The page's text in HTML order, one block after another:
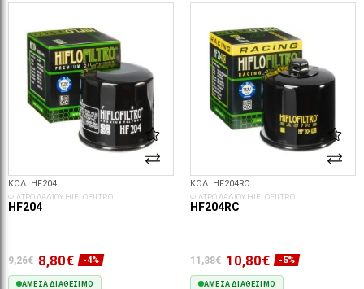
ΚΩΔ. HF204
ΦΙΛΤΡΟ ΛΑΔΙΟΥ HIFLOFILTRO
HF204
9,26€ 8,80€ -4%
ΆΜΕΣΑ ΔΙΑΘΈΣΙΜΟ
ΚΩΔ. HF204RC
ΦΙΛΤΡΟ ΛΑΔΙΟΥ HIFLOFILTRO
HF204RC
11,38€ 10,80€ -5%
ΆΜΕΣΑ ΔΙΑΘΈΣΙΜΟ